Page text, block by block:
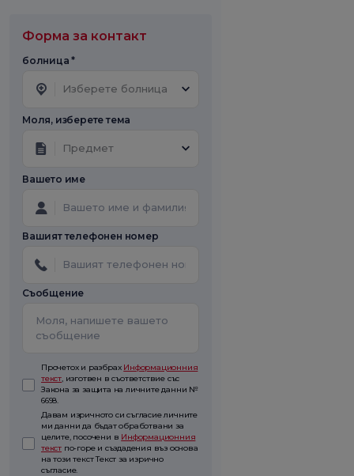
Форма за контакт
болница *
Изберете болница
Моля, изберете тема
Предмет
Вашето име
Вашият телефонен номер
Съобщение
Прочетох и разбрах Информационния
текст, изготвен в съответствие със
Закона за защита на личните данни №
6698.
Давам изричното си съгласие личните
ми данни да бъдат обработвани за
целите, посочени в Информационния
текст по-горе и създадения въз основа
на този текст Текст за изрично
съгласие.